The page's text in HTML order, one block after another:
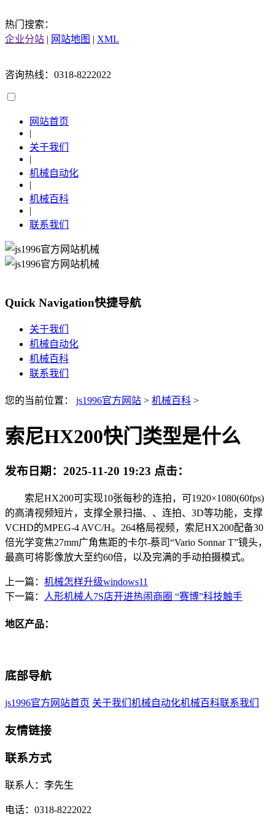
热门搜索：
企业分站 | 网站地图 | XML
咨询热线：0318-8222022
网站首页
|
关于我们
|
机械自动化
|
机械百科
|
联系我们
Quick Navigation快捷导航
关于我们
机械自动化
机械百科
联系我们
您的当前位置： js1996官方网站 > 机械百科 >
索尼HX200快门类型是什么
发布日期： 2025-11-20 19:23 点击：
索尼HX200可实现10张每秒的连拍，可1920×1080(60fps)
的高清视频短片，支撑全景扫描、、连拍、3D等功能，支撑
VCHD的MPEG-4 AVC/H。264格局视频，索尼HX200配备30
倍光学变焦27mm广角焦距的卡尔-蔡司“Vario Sonnar T”镜头，
最高可将影像放大至约60倍，以及完满的手动拍摄模式。
上一篇： 机械怎样升级windows11
下一篇：
人形机械人7S店开进热闹商圈 “赛博”科技触手
地区产品：
底部导航
js1996官方网站首页 关于我们 机械自动化机械百科联系我们
友情链接
联系方式
联系人：李先生
电话：0318-8222022